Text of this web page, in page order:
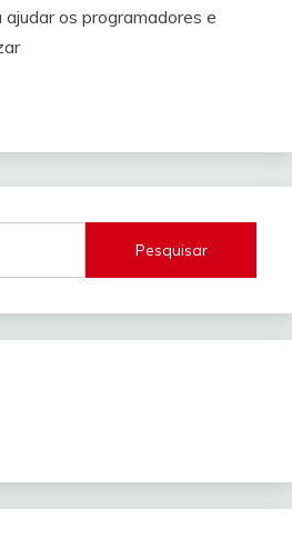
os programadores e
Pesquisar